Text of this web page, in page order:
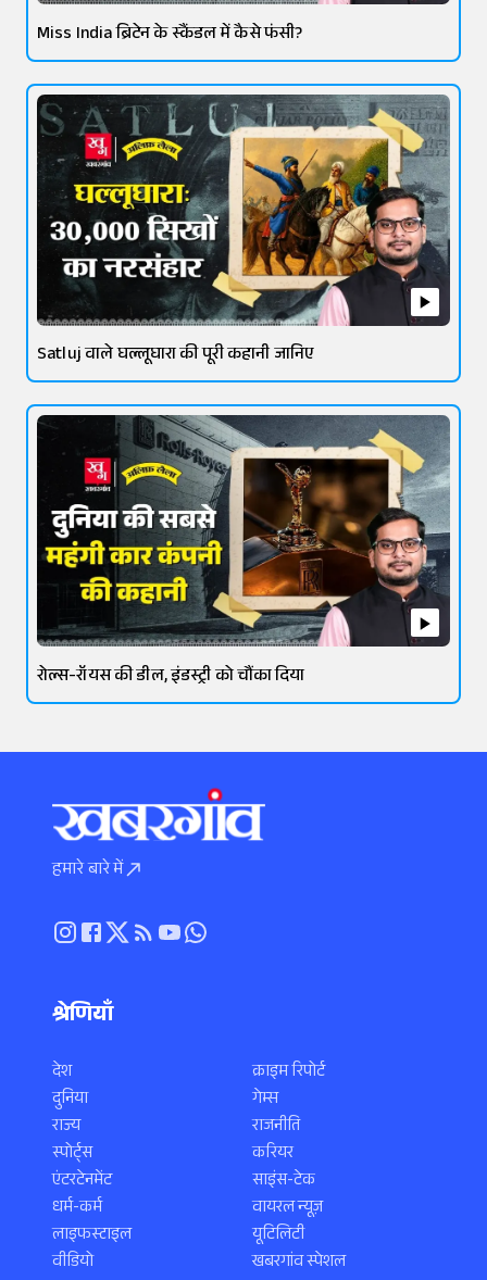
Miss India ब्रिटेन के स्कैंडल में कैसे फंसी?
Satluj वाले घल्लूघारा की पूरी कहानी जानिए
रोल्स-रॉयस की डील, इंडस्ट्री को चौंका दिया
हमारे बारे में
श्रेणियाँ
देश
दुनिया
राज्य
स्पोर्ट्स
एंटरटेनमेंट
धर्म-कर्म
लाइफस्टाइल
वीडियो
क्राइम रिपोर्ट
गेम्स
राजनीति
करियर
साइंस-टेक
वायरल न्यूज़
यूटिलिटी
खबरगांव स्पेशल